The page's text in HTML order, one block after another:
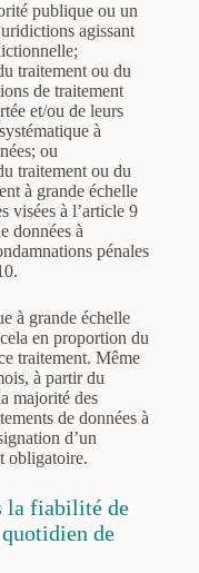
publique ou un
agissant
traitement ou du
de traitement
et/ou de leurs
à
ou
traitement ou du
à grande échelle
visées à l’article 9
données à
pénales
à grande échelle
en proportion du
traitement. Même
à partir du
majorité des
de données à
d’un
obligatoire.
la fiabilité de
de